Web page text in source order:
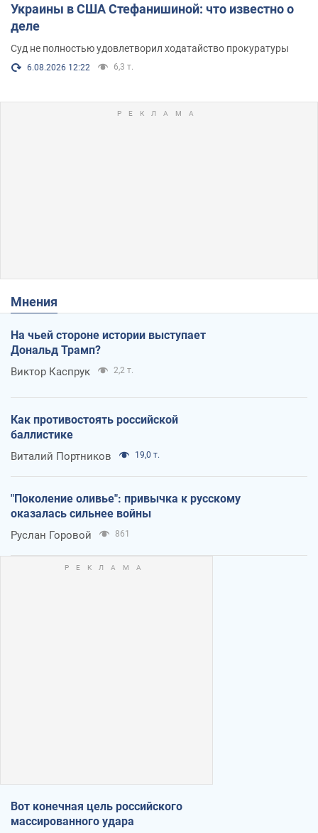
Украины в США Стефанишиной: что известно о
деле
Суд не полностью удовлетворил ходатайство прокуратуры
6.08.2026 12:22 6,3 т.
Мнения
На чьей стороне истории выступает
Дональд Трамп?
Виктор Каспрук 2,2 т.
Как противостоять российской
баллистике
Виталий Портников 19,0 т.
"Поколение оливье": привычка к русскому
оказалась сильнее войны
Руслан Горовой 861
Вот конечная цель российского
массированного удара